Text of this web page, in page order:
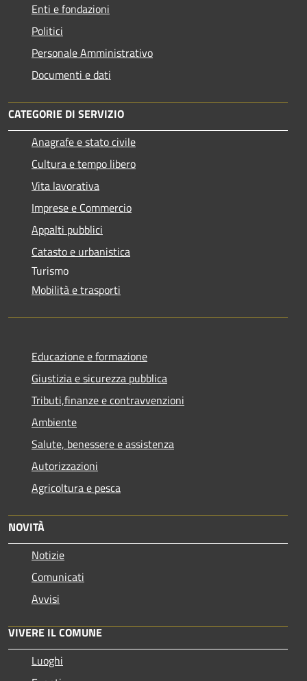
Enti e fondazioni
Politici
Personale Amministrativo
Documenti e dati
CATEGORIE DI SERVIZIO
Anagrafe e stato civile
Cultura e tempo libero
Vita lavorativa
Imprese e Commercio
Appalti pubblici
Catasto e urbanistica
Turismo
Mobilità e trasporti
Educazione e formazione
Giustizia e sicurezza pubblica
Tributi,finanze e contravvenzioni
Ambiente
Salute, benessere e assistenza
Autorizzazioni
Agricoltura e pesca
NOVITÀ
Notizie
Comunicati
Avvisi
VIVERE IL COMUNE
Luoghi